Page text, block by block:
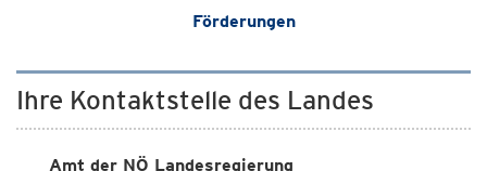
Förderungen
Ihre Kontaktstelle des Landes
Amt der NÖ Landesregierung